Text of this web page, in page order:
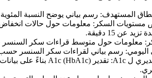
المستهدف: رسم بياني يوضح النسبة
عن 15 دقيقة.
معلومات حول متوسط قراءات سكر السنسر
اليومي: رسم بياني لقراءات سكر السنسر حسب